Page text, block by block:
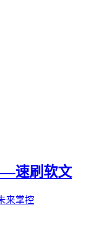
速刷软文
来掌控